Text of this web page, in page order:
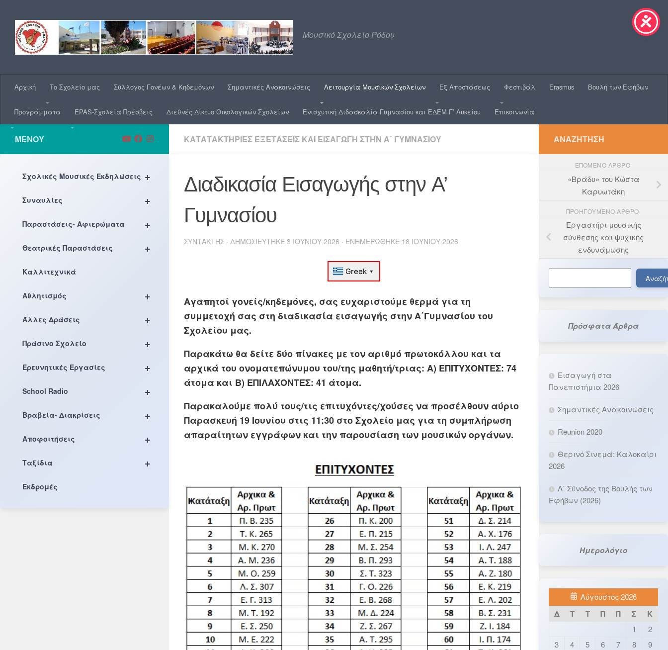
Μουσικό Σχολείο Ρόδου
Αρχική Το Σχολείο μας Σύλλογος Γονέων & Κηδεμόνων Σημαντικές Ανακοινώσεις Λειτουργία Μουσικών Σχολείων Εξ Αποστάσεως Φεστιβάλ Erasmus Βουλή των Εφήβων
Προγράμματα EPAS-Σχολεία Πρέσβεις Διεθνές Δίκτυο Οικολογικών Σχολείων Ενισχυτική Διδασκαλία Γυμνασίου και ΕΔΕΜ Γ’ Λυκείου Επικοινωνία
ΚΑΤΑΤΑΚΤΉΡΙΕΣ ΕΞΕΤΆΣΕΙΣ ΚΑΙ ΕΙΣΑΓΩΓΉ ΣΤΗΝ Α΄ ΓΥΜΝΑΣΊΟΥ
Διαδικασία Εισαγωγής στην A’
Γυμνασίου
ΣΥΝΤΆΚΤΗΣ · ΔΗΜΟΣΙΕΎΤΗΚΕ 3 ΙΟΥΝΊΟΥ 2026 · ΕΝΗΜΕΡΏΘΗΚΕ 18 ΙΟΥΝΊΟΥ 2026
Αγαπητοί γονείς/κηδεμόνες, σας ευχαριστούμε θερμά για τη
συμμετοχή σας στη διαδικασία εισαγωγής στην Α΄Γυμνασίου του
Σχολείου μας.
Παρακάτω θα δείτε δύο πίνακες με τον αριθμό πρωτοκόλλου και τα
αρχικά του ονοματεπώνυμου του/της μαθητή/τριας: Α) ΕΠΙΤΥΧΟΝΤΕΣ: 74
άτομα και Β) ΕΠΙΛΑΧΟΝΤΕΣ: 41 άτομα.
Παρακαλούμε πολύ τους/τις επιτυχόντες/χούσες να προσέλθουν αύριο
Παρασκευή 19 Ιουνίου στις 11:30 στο Σχολείο μας για τη συμπλήρωση
απαραίτητων εγγράφων και την παρουσίαση των μουσικών οργάνων.
ΜΕΝΟΎ
+
Σχολικές Μουσικές Εκδηλώσεις
+
Συναυλίες
+
Παραστάσεις- Αφιερώματα
+
Θεατρικές Παραστάσεις
Καλλιτεχνικά
+
Αθλητισμός
+
Άλλες Δράσεις
+
Πράσινο Σχολείο
+
Ερευνητικές Εργασίες
+
School Radio
+
Βραβεία- Διακρίσεις
+
Αποφοιτήσεις
+
Ταξίδια
Εκδρομές
ΑΝΑΖΉΤΗΣΗ
ΕΠΌΜΕΝΟ ΆΡΘΡΟ
«Βράδυ» του Κώστα
Καρυωτάκη
ΠΡΟΗΓΟΎΜΕΝΟ ΆΡΘΡΟ
Εργαστήρι μουσικής
σύνθεσης και ψυχικής
ενδυνάμωσης
Πρόσφατα Άρθρα
Εισαγωγή στα
Πανεπιστήμια 2026
Σημαντικές Ανακοινώσεις
Reunion 2020
Θερινό Σινεμά: Καλοκαίρι
2026
Λ΄ Σύνοδος της Βουλής των
Εφήβων (2026)
Ημερολόγιο
Αύγουστος 2026
Δ Τ Τ Π Π Σ Κ
1
2
3
4 5 6 7 8
9